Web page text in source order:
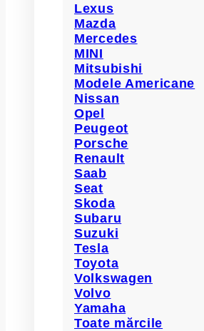
Lexus
Mazda
Mercedes
MINI
Mitsubishi
Modele Americane
Nissan
Opel
Peugeot
Porsche
Renault
Saab
Seat
Skoda
Subaru
Suzuki
Tesla
Toyota
Volkswagen
Volvo
Yamaha
Toate mărcile